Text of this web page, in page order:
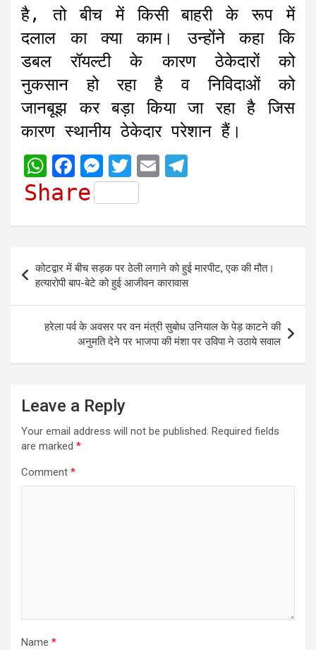
है, तो बीच में किसी बाहरी के रूप में
दलाल का क्या काम। उन्होंने कहा कि
डबल रॉयल्टी के कारण ठेकेदारों को
नुकसान हो रहा है व निविदाओं को
जानबूझ कर बड़ा किया जा रहा है जिस
कारण स्थानीय ठेकेदार परेशान हैं।
W
h
t
A
p
p
F
a
e
b
o
o
k
M
e
s
s
n
g
e
r
T
w
i
t
t
e
r
E
i
l
e
g
r
a
m
Share
Post
navigation
कोटद्वार में बीच सड़क पर ठेली लगाने को हुई मारपीट, एक की मौत।
हत्यारोपी बाप-बेटे को हुई आजीवन कारावास
हरेला पर्व के अवसर पर वन मंत्री सुबोध उनियाल के पेड़ काटने की
अनुमति देने पर भाजपा की मंशा पर उविपा ने उठाये सवाल
Leave a Reply
Your email address will not be published. Required fields
are marked *
Comment *
Name *